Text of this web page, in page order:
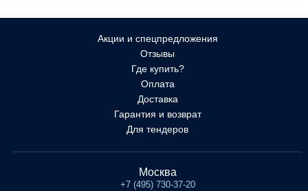
Акции и спецпредложения
Отзывы
Где купить?
Оплата
Доставка
Гарантия и возврат
Для тендеров
Москва
+7 (495) 730-37-20